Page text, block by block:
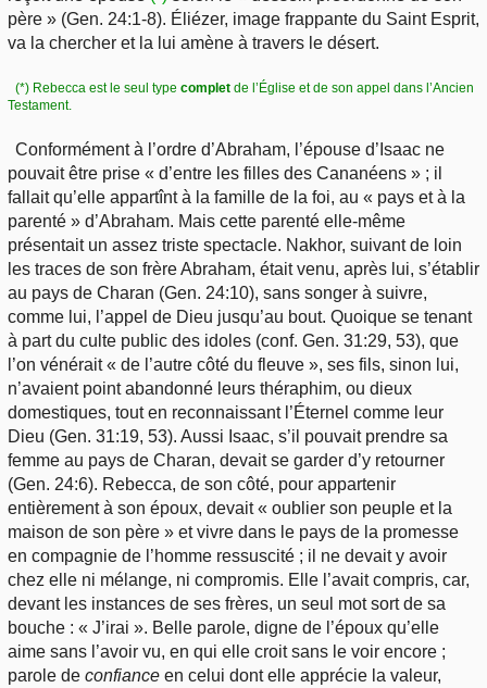
père » (Gen. 24:1-8). Éliézer, image frappante du Saint Esprit,
va la chercher et la lui amène à travers le désert.
(*) Rebecca est le seul typecomplet de l’Église et de son appel dans l’Ancien
Testament.
Conformément à l’ordre d’Abraham, l’épouse d’Isaac ne
pouvait être prise « d’entre les filles des Cananéens » ; il
fallait qu’elle appartînt à la famille de la foi, au « pays et à la
parenté » d’Abraham. Mais cette parenté elle-même
présentait un assez triste spectacle. Nakhor, suivant de loin
les traces de son frère Abraham, était venu, après lui, s’établir
au pays de Charan (Gen. 24:10), sans songer à suivre,
comme lui, l’appel de Dieu jusqu’au bout. Quoique se tenant
à part du culte public des idoles (conf. Gen. 31:29, 53), que
l’on vénérait « de l’autre côté du fleuve », ses fils, sinon lui,
n’avaient point abandonné leurs théraphim, ou dieux
domestiques, tout en reconnaissant l’Éternel comme leur
Dieu (Gen. 31:19, 53). Aussi Isaac, s’il pouvait prendre sa
femme au pays de Charan, devait se garder d’y retourner
(Gen. 24:6). Rebecca, de son côté, pour appartenir
entièrement à son époux, devait « oublier son peuple et la
maison de son père » et vivre dans le pays de la promesse
en compagnie de l’homme ressuscité ; il ne devait y avoir
chez elle ni mélange, ni compromis. Elle l’avait compris, car,
devant les instances de ses frères, un seul mot sort de sa
bouche : « J’irai ». Belle parole, digne de l’époux qu’elle
aime sans l’avoir vu, en qui elle croit sans le voir encore ;
parole de confiance en celui dont elle apprécie la valeur,